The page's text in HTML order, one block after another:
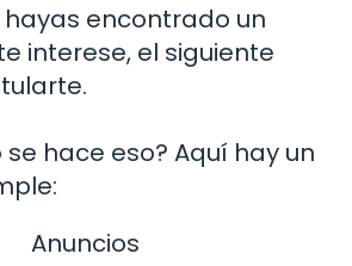
hayas encontrado un
interese, el siguiente
se hace eso? Aquí hay un
Anuncios